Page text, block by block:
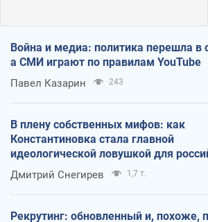
Война и медиа: политика перешла в
а СМИ играют по правилам YouTube
Павел Казарин 243
В плену собственных мифов: как
Константиновка стала главной
идеологической ловушкой для
оккупантов
Дмитрий Снегирев 1,7 т.
Рекрутинг: обновленный и, похоже,